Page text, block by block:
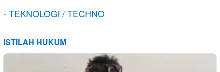
-TEKNOLOGI / TECHNO
ISTILAH HUKUM